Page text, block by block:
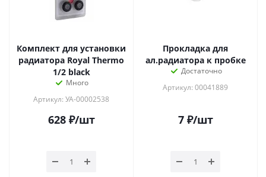
Комплект для установки
радиатора Royal Thermo
1/2 black
Много
Артикул: УА-00002538
628₽/шт
Прокладка для
ал.радиатора к пробке
Достаточно
Артикул: 00041889
7₽/шт